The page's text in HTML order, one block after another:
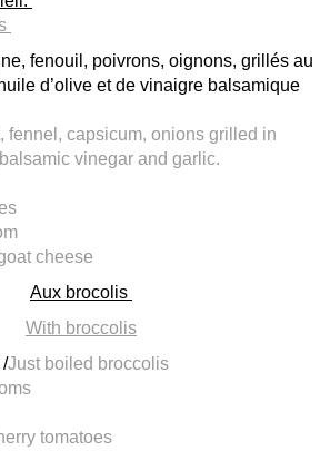
fenouil, poivrons, oignons, grillés au
d’olive et de vinaigre balsamique
fennel, capsicum, onions grilled in
vinegar and garlic.
cheese
Aux brocolis
With broccolis
/Just boiled broccolis
tomatoes